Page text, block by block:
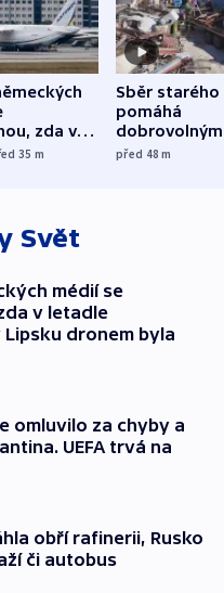
zda v
35 m
Sběr starého
pomáhá
dobrovolným
hasičům
před 48m
Svět
médií se
v letadle
dronem byla
omluvilo za chyby a
UEFA trvá na
obří rafinerii, Rusko
či autobus